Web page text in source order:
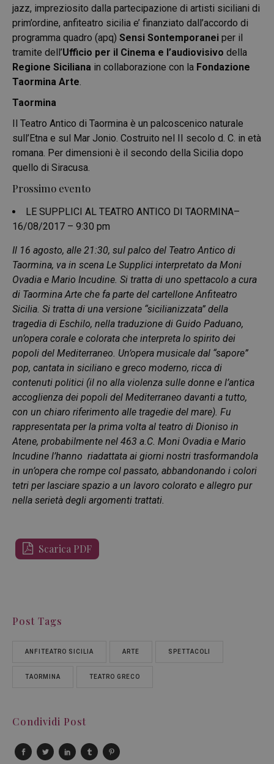
jazz, impreziosito dalla partecipazione di artisti siciliani di
prim’ordine, anfiteatro sicilia e’ finanziato dall’accordo di
programma quadro (apq) Sensi Sontemporanei per il
tramite dell’Ufficio per il Cinema e l’audiovisivo della
Regione Siciliana in collaborazione con la Fondazione
Taormina Arte.
Taormina
Il Teatro Antico di Taormina è un palcoscenico naturale
sull’Etna e sul Mar Jonio. Costruito nel II secolo d. C. in età
romana. Per dimensioni è il secondo della Sicilia dopo
quello di Siracusa.
Prossimo evento
LE SUPPLICI AL TEATRO ANTICO DI TAORMINA–
16/08/2017 – 9:30 pm
Il 16 agosto, alle 21:30, sul palco del Teatro Antico di
Taormina, va in scena Le Supplici interpretato da Moni
Ovadia e Mario Incudine. Si tratta di uno spettacolo a cura
di Taormina Arte che fa parte del cartellone Anfiteatro
Sicilia. Si tratta di una versione “sicilianizzata” della
tragedia di Eschilo, nella traduzione di Guido Paduano,
un’opera corale e colorata che interpreta lo spirito dei
popoli del Mediterraneo. Un’opera musicale dal “sapore”
pop, cantata in siciliano e greco moderno, ricca di
contenuti politici (il no alla violenza sulle donne e l’antica
accoglienza dei popoli del Mediterraneo davanti a tutto,
con un chiaro riferimento alle tragedie del mare). Fu
rappresentata per la prima volta al teatro di Dioniso in
Atene, probabilmente nel 463 a.C. Moni Ovadia e Mario
Incudine l’hanno riadattata ai giorni nostri trasformandola
in un’opera che rompe col passato, abbandonando i colori
tetri per lasciare spazio a un lavoro colorato e allegro pur
nella serietà degli argomenti trattati.
Scarica PDF
Post Tags
ANFITEATRO SICILIA ARTE SPETTACOLI
TAORMINA TEATRO GRECO
Condividi Post